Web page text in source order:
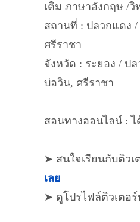
เติม ภาษาอังกฤษ /
สถานที่ : ปลวกแดง
ศรีราชา
จังหวัด : ระยอง / ป
บ่อวิน, ศรีราชา
สอนทางออนไลน์ :
➤ สนใจเรียนกับติว
เลย
➤ ดูโปรไฟล์ติวเตอ